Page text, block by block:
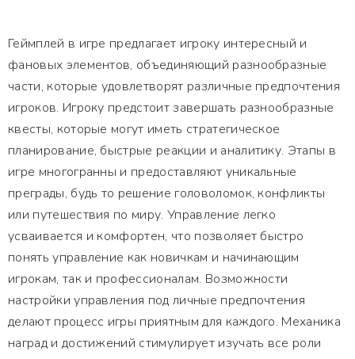
Геймплей в игре предлагает игроку интересный и
фановых элементов, объединяющий разнообразные
части, которые удовлетворят различные предпочтения
игроков. Игроку предстоит завершать разнообразные
квесты, которые могут иметь стратегическое
планирование, быстрые реакции и аналитику. Этапы в
игре многогранны и предоставляют уникальные
преграды, будь то решение головоломок, конфликты
или путешествия по миру. Управление легко
усваивается и комфортен, что позволяет быстро
понять управление как новичкам и начинающим
игрокам, так и профессионалам. Возможности
настройки управления под личные предпочтения
делают процесс игры приятным для каждого. Механика
наград и достижений стимулирует изучать все роли